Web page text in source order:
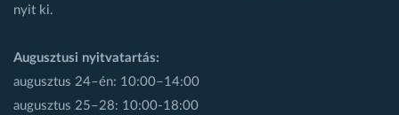
nyit ki.
Augusztusi nyitvatartás:
augusztus 24–én: 10:00–14:00
augusztus 25–28: 10:00-18:00